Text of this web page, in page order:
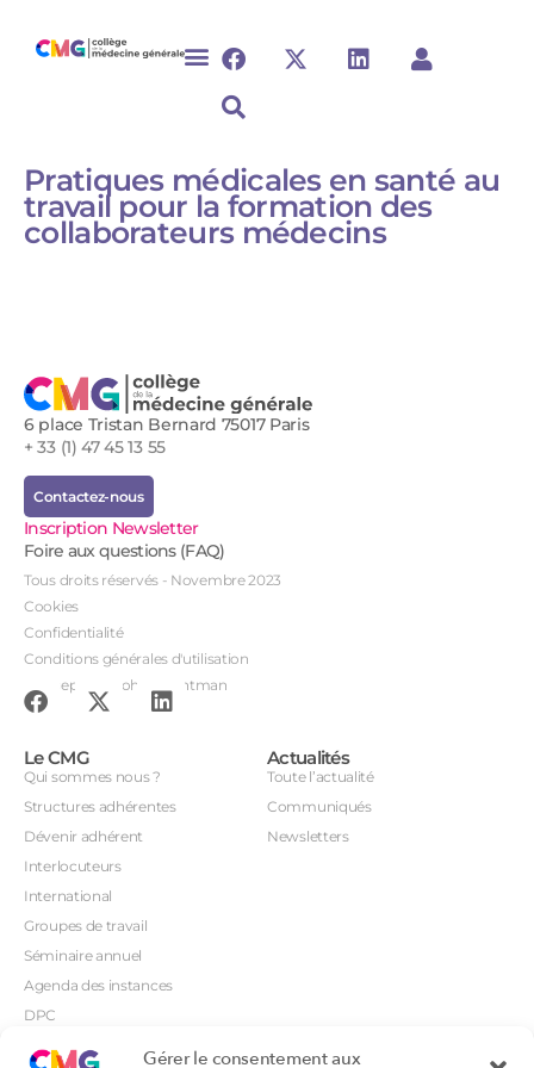
Gérer le consentement aux
Pratiques médicales en santé au
travail pour la formation des
collaborateurs médecins​
6 place Tristan Bernard 75017 Paris
+ 33 (1) 47 45 13 55
Contactez-nous
Inscription Newsletter
Foire aux questions (FAQ)
Tous droits réservés - Novembre 2023
Cookies
Confidentialité
Conditions générales d'utilisation
Conception : John Brightman
Le CMG
Qui sommes nous ?
Structures adhérentes
Dévenir adhérent
Interlocuteurs
International
Groupes de travail
Séminaire annuel
Agenda des instances
DPC
Actualités
Toute l’actualité
Communiqués
Newsletters